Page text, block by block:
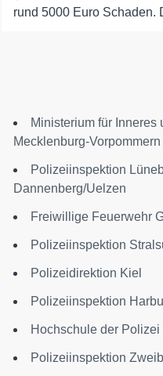
rund 5000 Euro Schaden.
Ministerium für Inneres
Mecklenburg-Vorpommern
Polizeiinspektion
Dannenberg/Uelzen
Freiwillige Feuerwehr
Polizeiinspektion
Polizeidirektion Kiel
Polizeiinspektion
Hochschule der Polizei
Polizeiinspektion